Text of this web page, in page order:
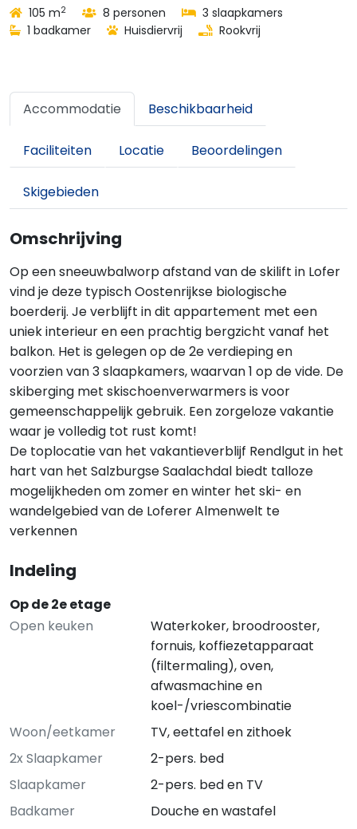
105 m2 8 personen
3 slaapkamers
1 badkamer
Huisdiervrij Rookvrij
Accommodatie Beschikbaarheid
Faciliteiten Locatie Beoordelingen
Skigebieden
Omschrijving
Op een sneeuwbalworp afstand van de skilift in Lofer
vind je deze typisch Oostenrijkse biologische
boerderij. Je verblijft in dit appartement met een
uniek interieur en een prachtig bergzicht vanaf het
balkon. Het is gelegen op de 2e verdieping en
voorzien van 3 slaapkamers, waarvan 1 op de vide. De
skiberging met skischoenverwarmers is voor
gemeenschappelijk gebruik. Een zorgeloze vakantie
waar je volledig tot rust komt!
De toplocatie van het vakantieverblijf Rendlgut in het
hart van het Salzburgse Saalachdal biedt talloze
mogelijkheden om zomer en winter het ski- en
wandelgebied van de Loferer Almenwelt te
verkennen
Indeling
Op de 2e etage
Open keuken
Waterkoker, broodrooster,
fornuis, koffiezetapparaat
(filtermaling), oven,
afwasmachine en
koel-/vriescombinatie
Woon/eetkamer
TV, eettafel en zithoek
2x Slaapkamer
2-pers. bed
Slaapkamer
2-pers. bed en TV
Badkamer
Douche en wastafel